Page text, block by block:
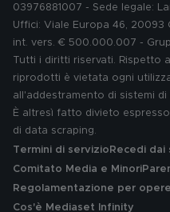
03976881007 - Sede legale:
Uffici: Viale Europa 46, 20093
int. vers. € 500.000.007 -
Tutti i diritti riservati. Rispetto
riprodotti è vietata ogni
all'addestramento di sistemi
È altresì fatto divieto
di data scraping.
Termini di servizio Recedi dai
Comitato Media e Minori
Regolamentazione per
Cos'è Mediaset Infinity